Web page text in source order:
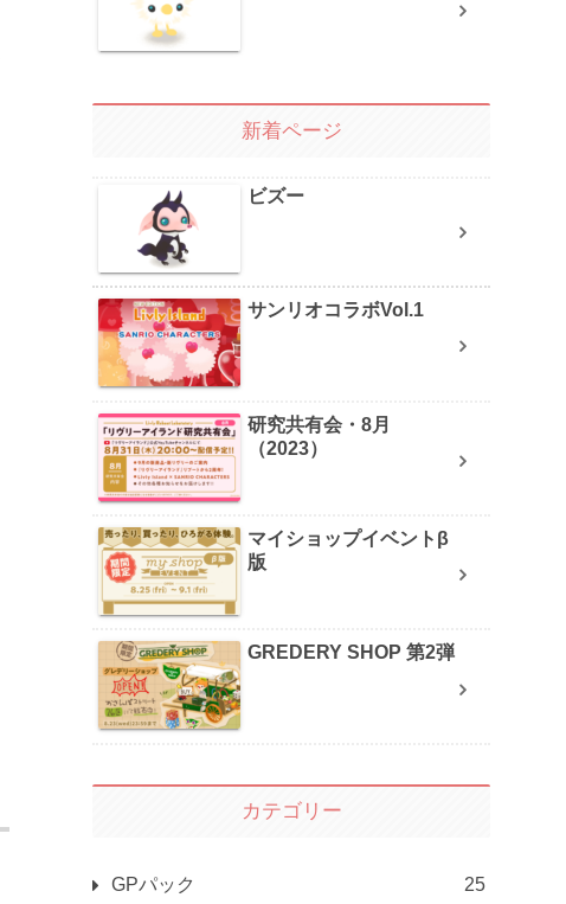
新着ページ
ビズー
サンリオコラボVol.1
研究共有会・8月
（2023）
マイショップイベントβ
版
GREDERY SHOP 第2弾
カテゴリー
GPパック 25